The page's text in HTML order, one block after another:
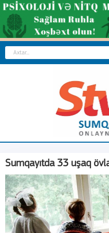
Sumqayıtda 33 uşaq